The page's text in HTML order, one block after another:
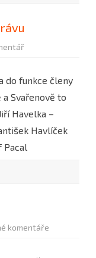
u
Složení
pro
správu
do funkce členy
Svařenově to
Havelka –
Havlíček
Pacal
komentáře